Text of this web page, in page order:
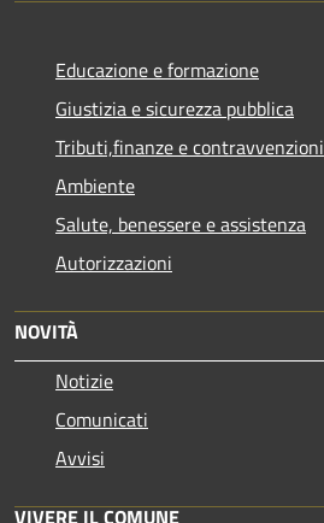
Educazione e formazione
Giustizia e sicurezza pubblica
Tributi,finanze e contravvenzioni
Ambiente
Salute, benessere e assistenza
Autorizzazioni
NOVITÀ
Notizie
Comunicati
Avvisi
VIVERE IL COMUNE